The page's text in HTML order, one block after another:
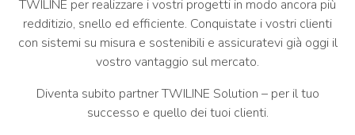
TWILINE per realizzare i vostri progetti in modo ancora più
redditizio, snello ed efficiente. Conquistate i vostri clienti
con sistemi su misura e sostenibili e assicuratevi già oggi il
vostro vantaggio sul mercato.
Diventa subito partner TWILINE Solution – per il tuo
successo e quello dei tuoi clienti.